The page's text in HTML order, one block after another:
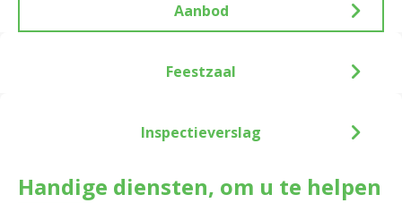
Aanbod
Handige diensten, om u te helpen
Feestzaal
Inspectieverslag